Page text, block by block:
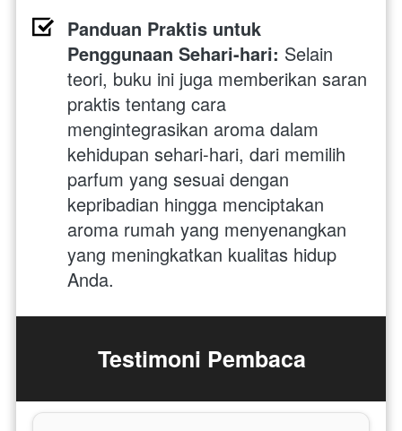
Panduan Praktis untuk
Penggunaan Sehari-hari: Selain
teori, buku ini juga memberikan saran
praktis tentang cara
mengintegrasikan aroma dalam
kehidupan sehari-hari, dari memilih
parfum yang sesuai dengan
kepribadian hingga menciptakan
aroma rumah yang menyenangkan
yang meningkatkan kualitas hidup
Anda.
Testimoni Pembaca